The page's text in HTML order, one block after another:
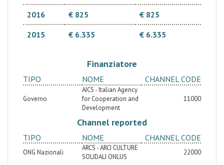
2016
€ 825
€ 825
2015
€ 6.335 € 6.335
Finanziatore
TIPO NOME CHANNEL CODE
Governo
AICS - Italian Agency
for Cooperation and
Development
11000
Channel reported
TIPO NOME CHANNEL CODE
ONG Nazionali
ARCS - ARCI CULTURE
SOLIDALI ONLUS
22000